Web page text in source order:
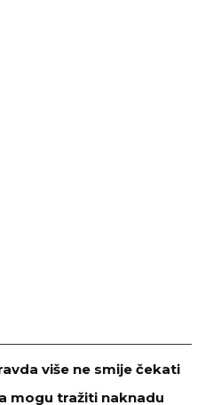
više ne smije čekati
mogu tražiti naknadu